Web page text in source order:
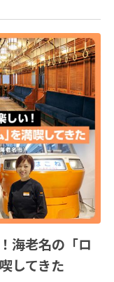
海老名の「ロ
してきた